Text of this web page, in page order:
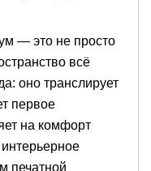
— это не просто
всё
оно транслирует
первое
на комфорт
печатной